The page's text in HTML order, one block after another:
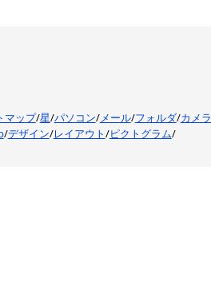
マップ/星/パソコン/メール/フォルダ/カメラ
/デザイン/レイアウト/ピクトグラム/